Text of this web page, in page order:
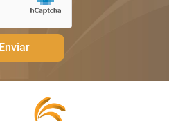
Enviar